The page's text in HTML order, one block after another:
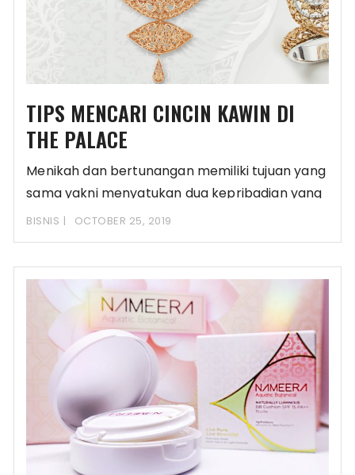
TIPS MENCARI CINCIN KAWIN DI
THE PALACE
Menikah dan bertunangan memiliki tujuan yang
sama yakni menyatukan dua kepribadian yang
berbeda dari setiap
BISNIS OCTOBER 25, 2019